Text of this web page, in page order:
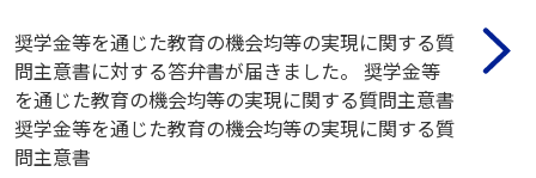
奨学金等を通じた教育の機会均等の実現に関する質
問主意書に対する答弁書が届きました。 奨学金等
を通じた教育の機会均等の実現に関する質問主意書
奨学金等を通じた教育の機会均等の実現に関する質
問主意書